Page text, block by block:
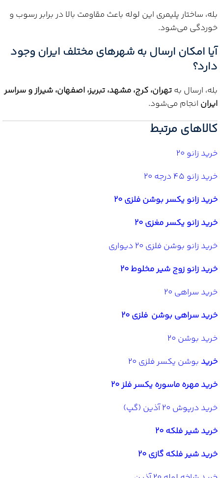
بله، ساختار پلیمری این لوله باعث مقاومت بالا در برابر رسوب و
خوردگی می‌شود.
آیا امکان ارسال به شهرهای مختلف ایران وجود
دارد؟
بله، ارسال بهتهران، کرج، مشهد، تبریز، اصفهان، شیراز و سراسر
ایران انجام می‌شود.
کالاهای مرتبط
خرید زانو 20
خرید زانو 45 درجه 20
خرید زانو یکسر بوشن فلزی 20
خرید زانو یکسر مغزی 20
خرید زانو بوشن فلزی 20 دیواری
خرید زانو زوج شیر مخلوط 20
خرید سراهی 20
خرید سراهی بوشن فلزی 20
خرید بوشن 20
خرید بوشن یکسر فلزی 20
خرید مهره ماسوره یکسر فلز 20
خرید درپوش 20 آذین (گپ)
خرید شیر فلکه 20
خرید شیر فلکه گازی 20